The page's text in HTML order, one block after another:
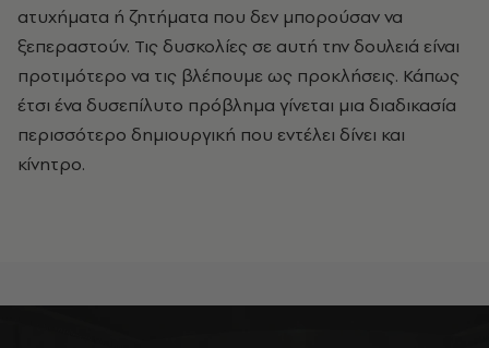
ατυχήματα ή ζητήματα που δεν μπορούσαν να
ξεπεραστούν. Τις δυσκολίες σε αυτή την δουλειά είναι
προτιμότερο να τις βλέπουμε ως προκλήσεις. Κάπως
έτσι ένα δυσεπίλυτο πρόβλημα γίνεται μια διαδικασία
περισσότερο δημιουργική που εντέλει δίνει και
κίνητρο.